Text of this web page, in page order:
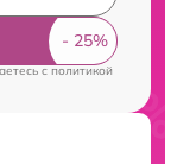
cполитикой